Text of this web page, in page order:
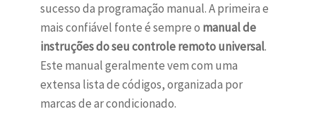
sucesso da programação manual. A primeira e
mais confiável fonte é sempre o manual de
instruções do seu controle remoto universal.
Este manual geralmente vem com uma
extensa lista de códigos, organizada por
marcas de ar condicionado.